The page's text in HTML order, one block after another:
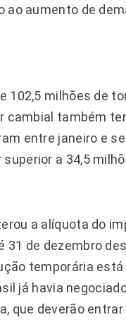
aumento de
102,5 milhões de
cambial também
entre janeiro e
a 34,5
a alíquota do
de dezembro
temporária
já havia
que deverão